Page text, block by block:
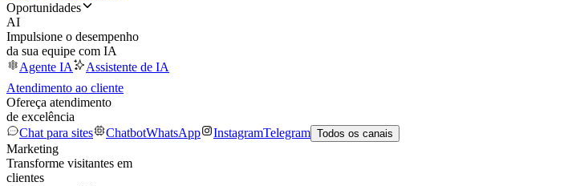
Oportunidades
AI
Impulsione o desempenho
da sua equipe com IA
Agente IA
Assistente de IA
Atendimento ao cliente
Ofereça atendimento
de excelência
Chat para sites
ChatbotWhatsApp InstagramTelegram Todos os canais
Marketing
Transforme visitantes em
clientes